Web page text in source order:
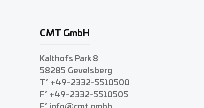
CMT GmbH
Kalthofs Park 8
58285 Gevelsberg
T° +49-2332-5510500
F° +49-2332-5510505